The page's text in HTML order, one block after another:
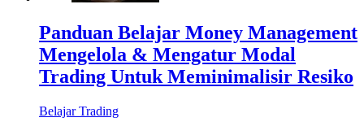
Panduan Belajar Money Management
Mengelola & Mengatur Modal
Trading Untuk Meminimalisir Resiko
Belajar Trading